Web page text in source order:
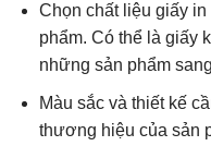
Chọn chất liệu giấy
phẩm. Có thể là giấy
những sản phẩm
Màu sắc và thiết kế
thương hiệu của sản